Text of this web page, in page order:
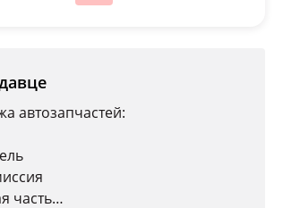
автозапчастей:
часть